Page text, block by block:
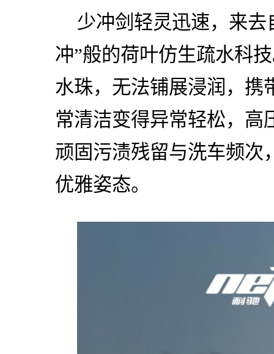
少冲剑轻灵迅速，来
冲”般的荷叶仿生疏水科
水珠，无法铺展浸润，携
常清洁变得异常轻松，高
顽固污渍残留与洗车频次
优雅姿态。